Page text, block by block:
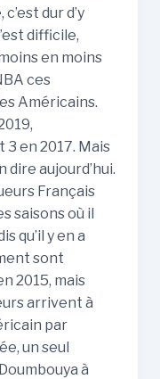
dur d’y
difficile,
en moins
ces
Américains.
en 2017. Mais
dire aujourd’hui.
Français
saisons où il
qu’il y en a
sont
2015, mais
arrivent à
par
un seul
à